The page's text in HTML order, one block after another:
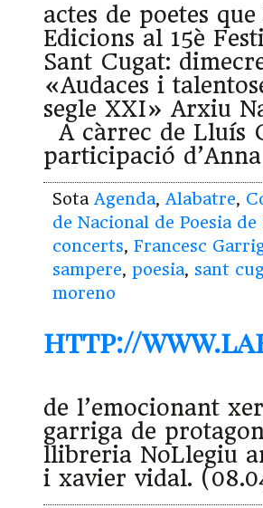
actes de poetes
Edicions al 15è
Sant Cugat:
«Audaces i
segle XXI» Arxiu
A càrrec de Lluís
participació
Sota Agenda, Alabatre,
de Nacional de Poesia
concerts, Francesc
sampere, poesia, sant
moreno
http://
de l’emocionant
garriga de
llibreria NoLlegiu
i xavier vidal.